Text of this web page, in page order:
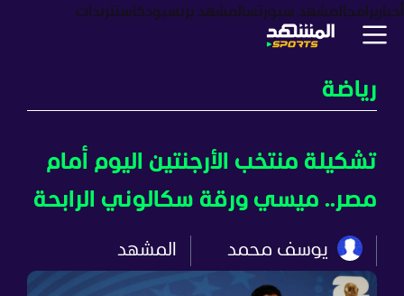
أخبار برامجالمشهد سبورتسالمشهد بزنسبودكاستترندات
رياضة
تشكيلة منتخب الأرجنتين اليوم أمام
مصر.. ميسي ورقة سكالوني الرابحة
يوسف محمد المشهد